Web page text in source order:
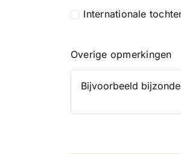
Internationale
Overige opmerkingen